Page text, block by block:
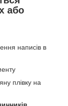
або
написів в
плівку на